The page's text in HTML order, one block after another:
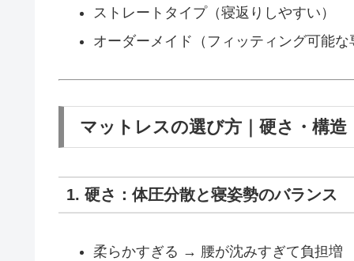
ストレートタイプ（寝返りしやすい）
オーダーメイド（フィッティング可能な
マットレスの選び方｜硬さ・構造
1. 硬さ：体圧分散と寝姿勢のバランス
柔らかすぎる → 腰が沈みすぎて負担増